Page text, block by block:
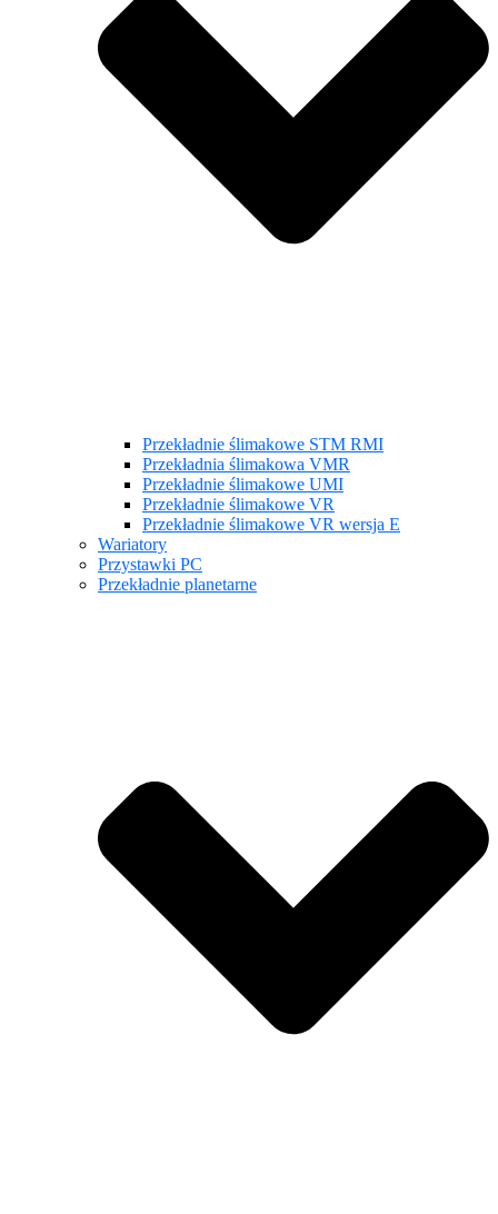
Przekładnie ślimakowe STM RMI
Przekładnia ślimakowa VMR
Przekładnie ślimakowe UMI
Przekładnie ślimakowe VR
Przekładnie ślimakowe VR wersja E
Wariatory
Przystawki PC
Przekładnie planetarne